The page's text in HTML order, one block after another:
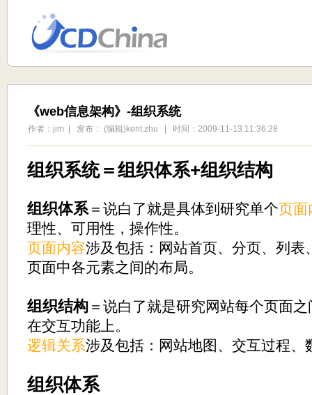
《web信息架构》-组织系统
作者：jim | 发布： (编辑)kent.zhu | 时间：2009-11-13 11:36:28
组织系统＝组织体系+组织结构
组织体系 ＝说白了就是具体到研究单个页面
理性、可用性，操作性。
页面内容涉及包括：网站首页、分页、列表
页面中各元素之间的布局。
组织结构 ＝说白了就是研究网站每个页面之
在交互功能上。
逻辑关系涉及包括：网站地图、交互过程、
组织体系